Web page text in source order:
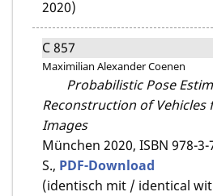
2020)
C 857
Maximilian Alexander Coenen
Probabilistic Pose
Reconstruction of Vehicles
Images
München 2020, ISBN 978-
S., PDF-Download
(identisch mit / identical